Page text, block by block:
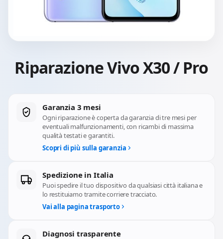
Riparazione Vivo X30 / Pro
Garanzia 3 mesi
Ogni riparazione è coperta da garanzia di tre mesi per
eventuali malfunzionamenti, con ricambi di massima
qualità testati e garantiti.
Scopri di più sulla garanzia
Spedizione in Italia
Puoi spedire il tuo dispositivo da qualsiasi città italiana e
lo restituiamo tramite corriere tracciato.
Vai alla pagina trasporto
Diagnosi trasparente